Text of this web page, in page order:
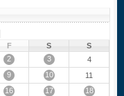
F S
S
2 3
4
9 10
11
16 17
18